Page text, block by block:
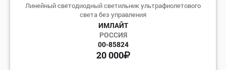
Линейный светодиодный светильник ультрафиолетового
света без управления
ИМЛАЙТ
РОССИЯ
00-85824
20 000